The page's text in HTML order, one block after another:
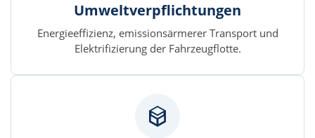
Umweltverpflichtungen
Energieeffizienz, emissionsärmerer Transport und
Elektrifizierung der Fahrzeugflotte.